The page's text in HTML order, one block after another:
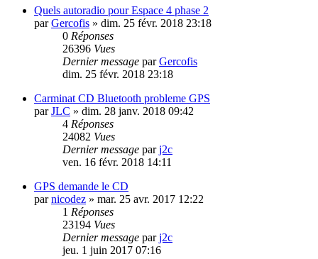
Quels autoradio pour Espace 4 phase 2
parGercofis » dim. 25 févr. 2018 23:18
0 Réponses
26396 Vues
Dernier message parGercofis
dim. 25 févr. 2018 23:18
Carminat CD Bluetooth probleme GPS
parJLC » dim. 28 janv. 2018 09:42
4 Réponses
24082 Vues
Dernier message parj2c
ven. 16 févr. 2018 14:11
GPS demande le CD
parnicodez » mar. 25 avr. 2017 12:22
1 Réponses
23194 Vues
Dernier message parj2c
jeu. 1 juin 2017 07:16